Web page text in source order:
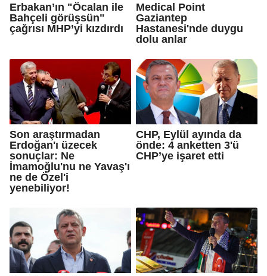
Erbakan’ın "Öcalan ile
Bahçeli görüşsün"
çağrısı MHP’yi kızdırdı
Medical Point
Gaziantep
Hastanesi'nde duygu
dolu anlar
Son araştırmadan
Erdoğan'ı üzecek
sonuçlar: Ne
İmamoğlu'nu ne Yavaş'ı
ne de Özel'i
yenebiliyor!
CHP, Eylül ayında da
önde: 4 anketten 3'ü
CHP’ye işaret etti